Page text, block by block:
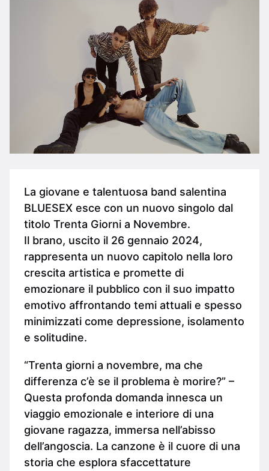
La giovane e talentuosa band salentina
BLUESEX esce con un nuovo singolo dal
titolo Trenta Giorni a Novembre.
Il brano, uscito il 26 gennaio 2024,
rappresenta un nuovo capitolo nella loro
crescita artistica e promette di
emozionare il pubblico con il suo impatto
emotivo affrontando temi attuali e spesso
minimizzati come depressione, isolamento
e solitudine.
“Trenta giorni a novembre, ma che
differenza c’è se il problema è morire?” –
Questa profonda domanda innesca un
viaggio emozionale e interiore di una
giovane ragazza, immersa nell’abisso
dell’angoscia. La canzone è il cuore di una
storia che esplora sfaccettature